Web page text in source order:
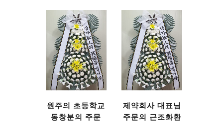
원주의 초등학교
동창분의 주문
제약회사 대표님
주문의 근조화환